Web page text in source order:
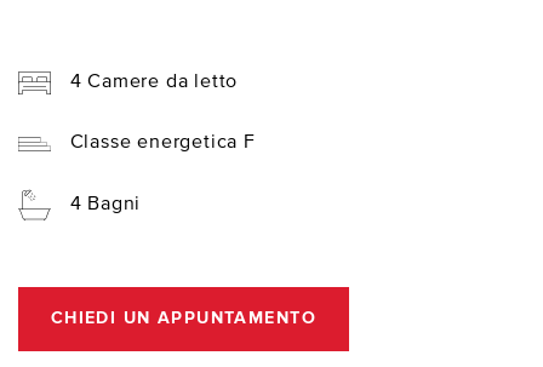
4 Camere da letto
Classe energetica F
4 Bagni
CHIEDI UN APPUNTAMENTO